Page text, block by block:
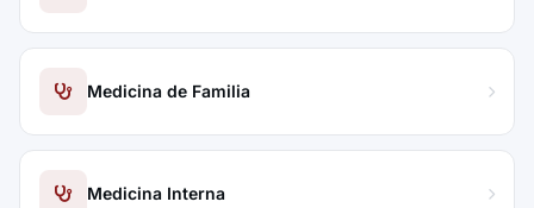
Medicina de Familia
Medicina Interna